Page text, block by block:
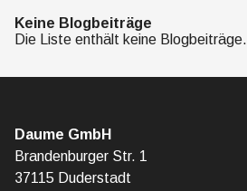
Keine Blogbeiträge
Die Liste enthält keine Blogbeiträge.
Daume GmbH
Brandenburger Str. 1
37115 Duderstadt